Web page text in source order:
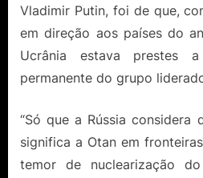
Vladimir Putin, foi de que,
em direção aos países do
Ucrânia estava prestes
permanente do grupo
“Só que a Rússia considera
significa a Otan em
temor de nuclearização do